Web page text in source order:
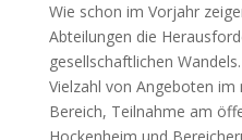
Wie schon im Vorjahr
Abteilungen die
gesellschaftlichen
Vielzahl von Angeboten
Bereich, Teilnahme am